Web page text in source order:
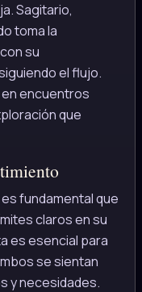
Sagitario,
toma la
su
el flujo.
encuentros
que
fundamental que
claros en su
es esencial para
se sientan
y necesidades.